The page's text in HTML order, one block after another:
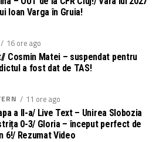
Ioan Varga în Gruia!
16 ore ago
Cosmin Matei – suspendat pentru
a fost dat de TAS!
11 ore ago
a II-a/ Live Text – Unirea Slobozia
0-3/ Gloria – început perfect de
6!/ Rezumat Video